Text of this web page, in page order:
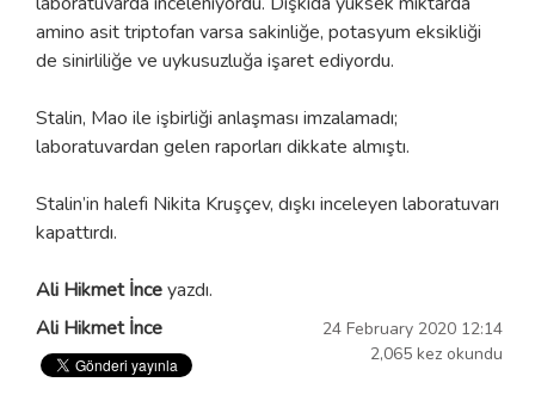
amino asit triptofan varsa sakinliğe, potasyum eksikliği
de sinirliliğe ve uykusuzluğa işaret ediyordu.
Stalin, Mao ile işbirliği anlaşması imzalamadı;
laboratuvardan gelen raporları dikkate almıştı.
Stalin’in halefi Nikita Kruşçev, dışkı inceleyen laboratuvarı
kapattırdı.
Ali Hikmet İnceyazdı.
24 February 2020 12:14
2,065 kez okundu
Ali Hikmet İnce